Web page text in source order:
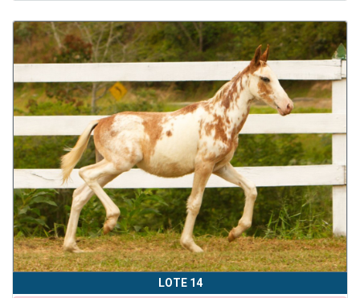
LOTE 14